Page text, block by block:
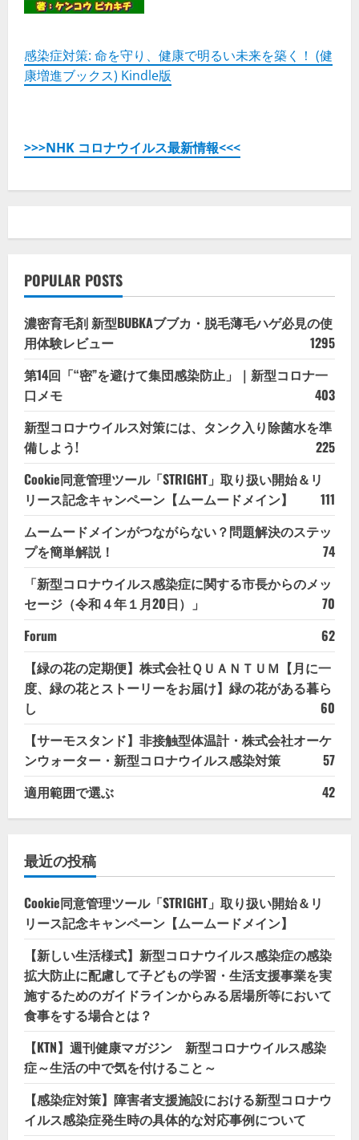
感染症対策: 命を守り、健康で明るい未来を築く！ (健
康増進ブックス) Kindle版
>>>NHK コロナウイルス最新情報<<<
POPULAR POSTS
濃密育毛剤 新型BUBKAブブカ・脱毛薄毛ハゲ必見の使
用体験レビュー
1295
第14回「“密”を避けて集団感染防止」｜新型コロナ一
口メモ
403
新型コロナウイルス対策には、タンク入り除菌水を準
備しよう!
225
Cookie同意管理ツール「STRIGHT」取り扱い開始＆リ
リース記念キャンペーン【ムームードメイン】
111
ムームードメインがつながらない？問題解決のステッ
プを簡単解説！
74
「新型コロナウイルス感染症に関する市長からのメッ
セージ（令和４年１月20日）」
70
Forum
62
【緑の花の定期便】株式会社ＱＵＡＮＴＵＭ【月に一
度、緑の花とストーリーをお届け】緑の花がある暮ら
し
60
【サーモスタンド】非接触型体温計・株式会社オーケ
ンウォーター・新型コロナウイルス感染対策
57
適用範囲で選ぶ
42
最近の投稿
Cookie同意管理ツール「STRIGHT」取り扱い開始＆リ
リース記念キャンペーン【ムームードメイン】
【新しい生活様式】新型コロナウイルス感染症の感染
拡大防止に配慮して子どもの学習・生活支援事業を実
施するためのガイドラインからみる居場所等において
食事をする場合とは？
【KTN】週刊健康マガジン 新型コロナウイルス感染
症～生活の中で気を付けること～
【感染症対策】障害者支援施設における新型コロナウ
イルス感染症発生時の具体的な対応事例について